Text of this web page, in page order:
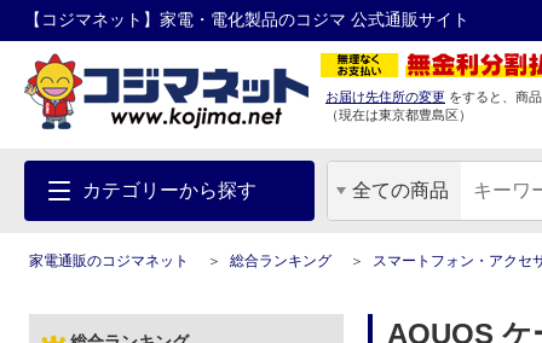
【コジマネット】家電・電化製品のコジマ 公式通販サイト
お届け先住所の変更 をすると、商
（現在は東京都豊島区）
カテゴリーから探す 全ての商品
家電通販のコジマネット 総合ランキング スマートフォン・アクセ
AQUOS